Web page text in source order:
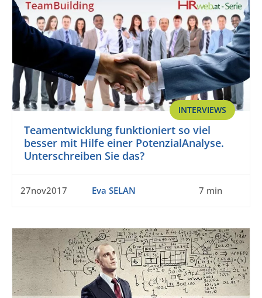
INTERVIEWS
Teamentwicklung funktioniert so viel
besser mit Hilfe einer PotenzialAnalyse.
Unterschreiben Sie das?
27nov2017 Eva SELAN 7 min